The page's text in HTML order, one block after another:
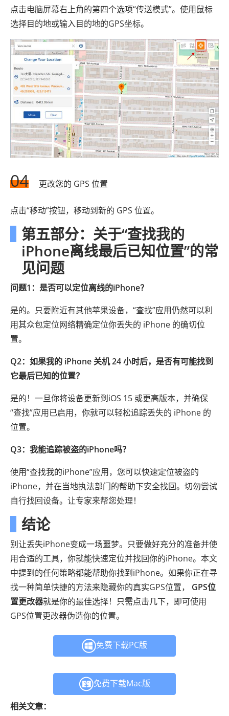
点击电脑屏幕右上角的第四个选项“传送模式”。使用鼠标
选择目的地或输入目的地的GPS坐标。
04 更改您的 GPS 位置
点击“移动”按钮，移动到新的 GPS 位置。
第五部分：关于“查找我的
iPhone离线最后已知位置”的常
见问题
问题1：是否可以定位离线的iPhone？
是的。只要附近有其他苹果设备，“查找”应用仍然可以利
用其众包定位网络精确定位你丢失的 iPhone 的确切位
置。
Q2：如果我的 iPhone 关机 24 小时后，是否有可能找到
它最后已知的位置？
是的！一旦你将设备更新到iOS 15 或更高版本，并确保
“查找”应用已启用，你就可以轻松追踪丢失的 iPhone 的
位置。
Q3：我能追踪被盗的iPhone吗？
使用“查找我的iPhone”应用，您可以快速定位被盗的
iPhone，并在当地执法部门的帮助下安全找回。切勿尝试
自行找回设备。让专家来帮您处理！
结论
别让丢失iPhone变成一场噩梦。只要做好充分的准备并使
用合适的工具，你就能快速定位并找回你的iPhone。本文
中提到的任何策略都能帮助你找到iPhone。如果你正在寻
找一种简单快捷的方法来隐藏你的真实GPS位置， GPS位
置更改器就是你的最佳选择！只需点击几下，即可使用
GPS位置更改器伪造你的位置。
免费下载PC版
免费下载Mac版
相关文章：